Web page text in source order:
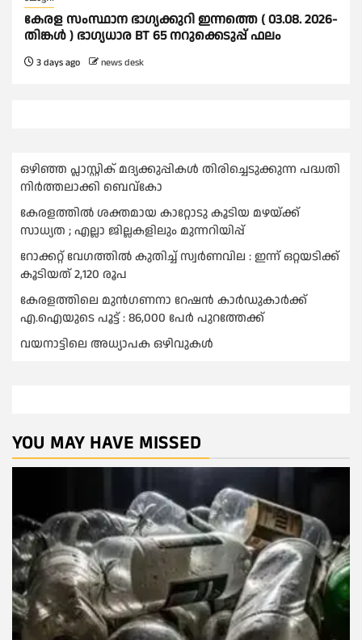
കേരള സംസ്ഥാന ഭാഗ്യക്കുറി ഇന്നത്തെ ( 03.08. 2026-
തിങ്കൾ ) ഭാഗ്യധാര BT 65 നറുക്കെടുപ്പ് ഫലം
3 days ago news desk
ഒഴിഞ്ഞ പ്ലാസ്റ്റിക് മദ്യക്കുപ്പികള്‍ തിരിച്ചെടുക്കുന്ന പദ്ധതി
നിര്‍ത്തലാക്കി ബെവ്കോ
കേരളത്തിൽ ശക്തമായ കാറ്റോടു കൂടിയ മഴയ്ക്ക്
സാധ്യത ; എല്ലാ ജില്ലകളിലും മുന്നറിയിപ്പ്
റോക്കറ്റ് വേഗത്തില്‍ കുതിച്ച് സ്വര്‍ണവില : ഇന്ന് ഒറ്റയടിക്ക്
കൂടിയത് 2,120 രൂപ
കേരളത്തിലെ മുന്‍ഗണനാ റേഷന്‍ കാര്‍ഡുകാർക്ക്
എ.ഐയുടെ പൂട്ട് : 86,000 പേര്‍ പുറത്തേക്ക്
വയനാട്ടിലെ അധ്യാപക ഒഴിവുകൾ
YOU MAY HAVE MISSED